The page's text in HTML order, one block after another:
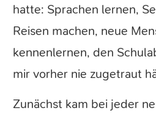
hatte: Sprachen lernen,
Reisen machen, neue
kennenlernen, den
mir vorher nie zugetraut
Zunächst kam bei jeder